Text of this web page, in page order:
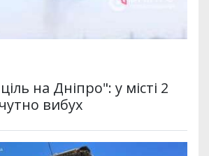
на Дніпро": у місті 2
вибух